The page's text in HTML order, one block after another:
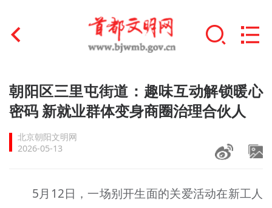
首页
文明创建
+
文明实践
未成年人思想道德建设
朝阳区三里屯街道：趣味互动解锁暖心
密码 新就业群体变身商圈治理合伙人
北京朝阳文明网
2026-05-13
5月12日，一场别开生面的关爱活动在新工人